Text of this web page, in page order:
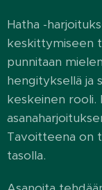
Hatha -
keskittymiseen
punnitaan
hengityksellä ja
keskeinen rooli.
Tavoitteena on
tasolla.